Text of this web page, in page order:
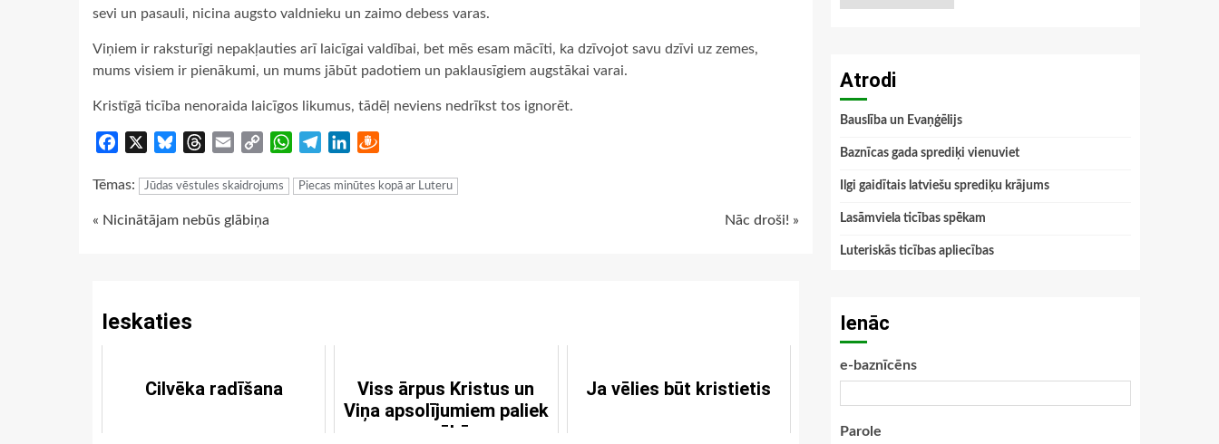
sevi un pasauli, nicina augsto valdnieku un zaimo debess varas.
Viņiem ir raksturīgi nepakļauties arī laicīgai valdībai, bet mēs esam mācīti, ka dzīvojot savu dzīvi uz zemes,
mums visiem ir pienākumi, un mums jābūt padotiem un paklausīgiem augstākai varai.
Kristīgā ticība nenoraida laicīgos likumus, tādēļ neviens nedrīkst tos ignorēt.
Facebook BlueskyThreads
Email
Copy
WhatsApp
TelegramLinkedIn
Tēmas: Jūdas vēstules skaidrojums Piecas minūtes kopā ar Luteru
Continue
« Nicinātājam nebūs glābiņa Nāc droši! »
Ieskaties
Cilvēka radīšana
Viss ārpus Kristus un
Viņa apsolījumiem paliek
grēkā
Ja vēlies būt kristietis
Atrodi
Bauslība un Evaņģēlijs
Baznīcas gada sprediķi vienuviet
Ilgi gaidītais latviešu sprediķu krājums
Lasāmviela ticības spēkam
Luteriskās ticības apliecības
Ienāc
e-baznīcēns
Parole